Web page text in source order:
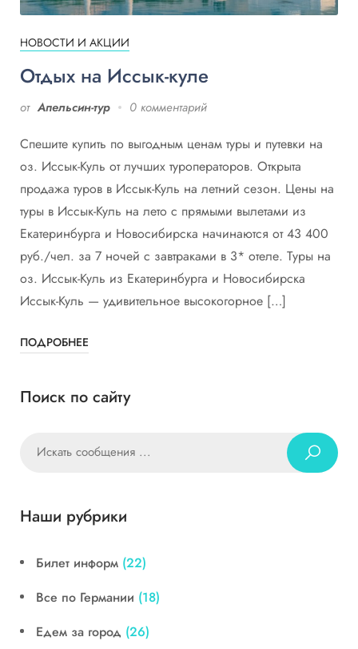
НОВОСТИ И АКЦИИ
Отдых на Иссык-куле
от Апельсин-тур 0 комментарий
Спешите купить по выгодным ценам туры и путевки на
оз. Иссык-Куль от лучших туроператоров. Открыта
продажа туров в Иссык-Куль на летний сезон. Цены на
туры в Иссык-Куль на лето c прямыми вылетами из
Екатеринбурга и Новосибирска начинаются от 43 400
руб./чел. за 7 ночей с завтраками в 3* отеле. Туры на
оз. Иссык-Куль из Екатеринбурга и Новосибирска
Иссык-Куль — удивительное высокогорное […]
ПОДРОБНЕЕ
Поиск по сайту
Наши рубрики
Билет информ (22)
Все по Германии (18)
Едем за город (26)